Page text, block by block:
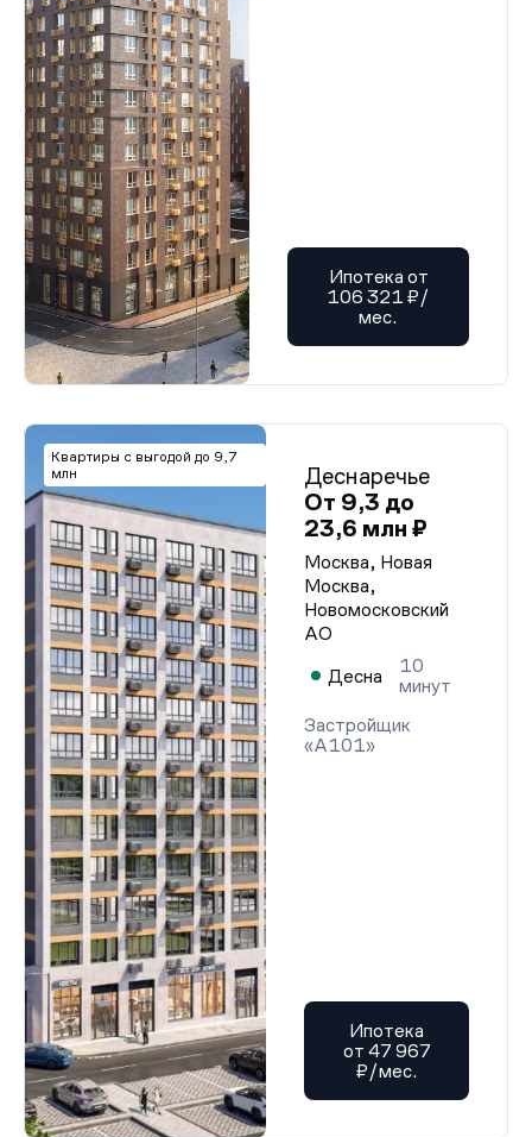
Ипотека от
106 321 ₽/
мес.
Квартиры с выгодой до 9,7
млн
Деснаречье
От 9,3 до
23,6 млн ₽
Москва, Новая
Москва,
Новомосковский
АО
Десна
10
минут
Застройщик
«А101»
Ипотека
от 47 967
₽/мес.